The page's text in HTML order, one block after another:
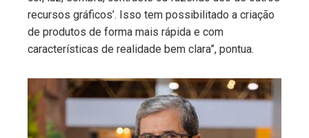
recursos gráficos’. Isso tem possibilitado a criação
de produtos de forma mais rápida e com
características de realidade bem clara”, pontua.